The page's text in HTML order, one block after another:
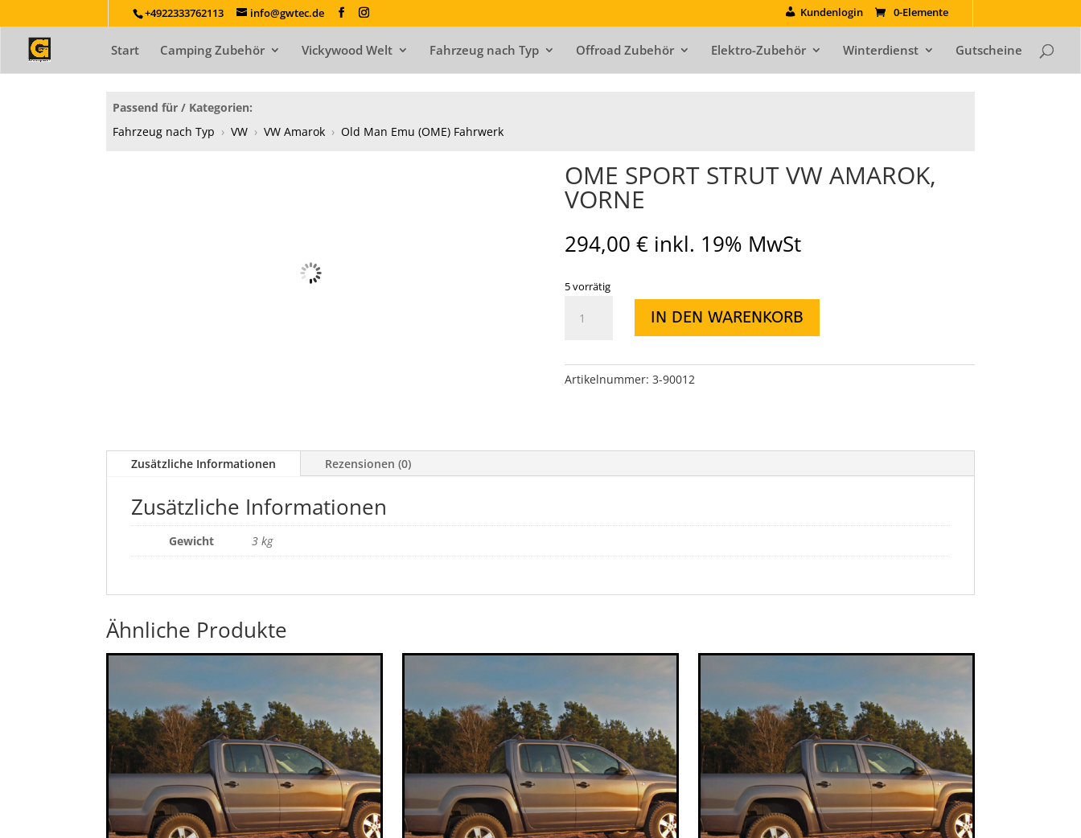
+4922333762113 info@gwtec.de Kundenlogin 0-Elemente
Start Camping Zubehör Vickywood Welt Fahrzeug nach Typ Offroad Zubehör Elektro-Zubehör Winterdienst Gutscheine
Passend für / Kategorien:
Fahrzeug nach Typ › VW › VW Amarok › Old Man Emu (OME) Fahrwerk
OME SPORT STRUT VW AMAROK,
VORNE
294,00 € inkl. 19% MwSt
5 vorrätig
SPORT
AMAROK,
IN DEN WARENKORB
Artikelnummer: 3-90012
Zusätzliche Informationen Rezensionen (0)
Zusätzliche Informationen
Gewicht 3 kg
Ähnliche Produkte